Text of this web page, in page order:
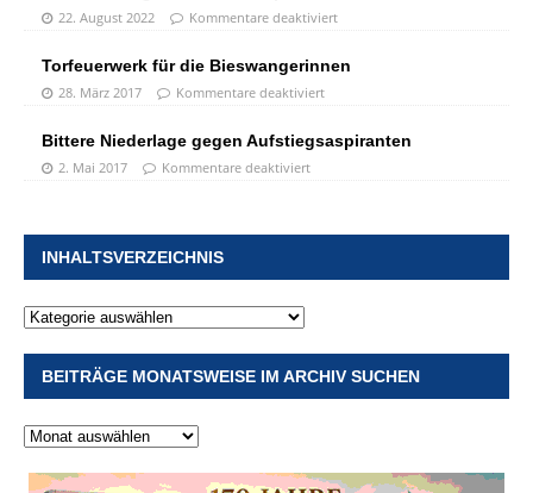
22. August 2022 Kommentare deaktiviert
Torfeuerwerk für die Bieswangerinnen
28. März 2017 Kommentare deaktiviert
Bittere Niederlage gegen Aufstiegsaspiranten
2. Mai 2017 Kommentare deaktiviert
INHALTSVERZEICHNIS
BEITRÄGE MONATSWEISE IM ARCHIV SUCHEN